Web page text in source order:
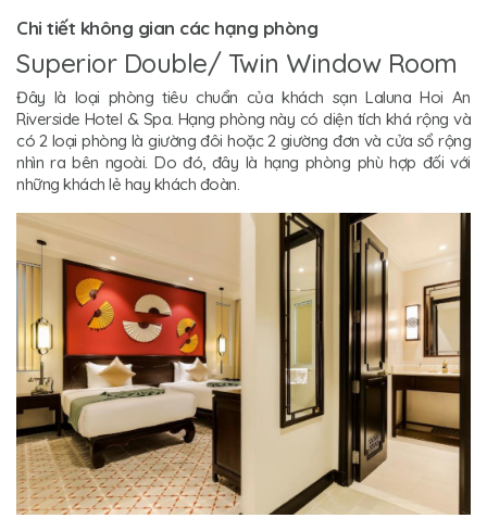
Chi tiết không gian các hạng phòng
Superior Double/ Twin Window Room
Đây là loại phòng tiêu chuẩn của khách sạn Laluna Hoi An
Riverside Hotel & Spa. Hạng phòng này có diện tích khá rộng và
có 2 loại phòng là giường đôi hoặc 2 giường đơn và cửa sổ rộng
nhìn ra bên ngoài. Do đó, đây là hạng phòng phù hợp đối với
những khách lẻ hay khách đoàn.